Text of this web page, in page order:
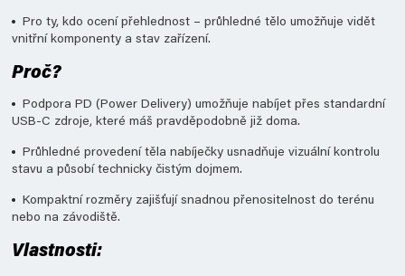
Pro ty, kdo ocení přehlednost – průhledné tělo umožňuje vidět
vnitřní komponenty a stav zařízení.
Proč?
Podpora PD (Power Delivery) umožňuje nabíjet přes standardní
USB-C zdroje, které máš pravděpodobně již doma.
Průhledné provedení těla nabíječky usnadňuje vizuální kontrolu
stavu a působí technicky čistým dojmem.
Kompaktní rozměry zajišťují snadnou přenositelnost do terénu
nebo na závodiště.
Vlastnosti: